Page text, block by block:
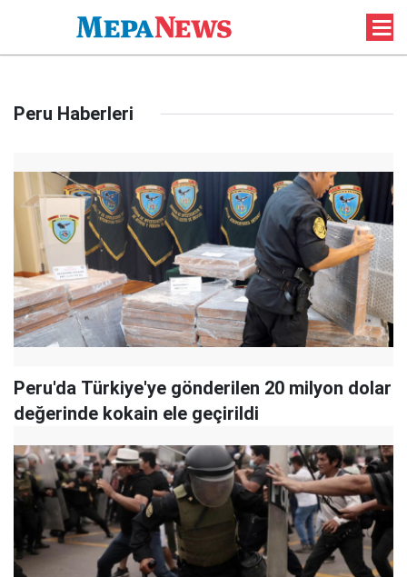
Peru Haberleri
Peru'da Türkiye'ye gönderilen 20 milyon dolar
değerinde kokain ele geçirildi